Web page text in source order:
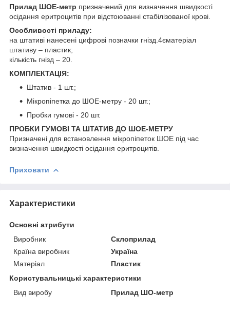
Прилад ШОЕ-метр призначений для визначення швидкості
осідання еритроцитів при відстоюванні стабілізованої крові.
Особливості приладу:
на штативі нанесені цифрові позначки гнізд.4єматеріал
штативу – пластик;
кількість гнізд – 20.
КОМПЛЕКТАЦІЯ:
Штатив - 1 шт.;
Мікропіпетка до ШОЕ-метру - 20 шт.;
Пробки гумові - 20 шт.
ПРОБКИ ГУМОВІ ТА ШТАТИВ ДО ШОЕ-МЕТРУ
Призначені для встановлення мікропіпеток ШОЕ під час
визначення швидкості осідання еритроцитів.
Приховати
Характеристики
Основні атрибути
Виробник
Склоприлад
Країна виробник
Україна
Матеріал
Пластик
Користувальницькі характеристики
Вид виробу
Прилад ШО-метр